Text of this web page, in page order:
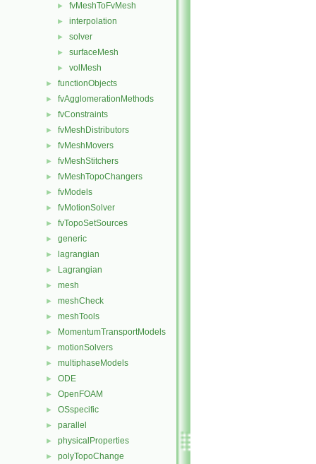
► fvMeshToFvMesh
► interpolation
► solver
► surfaceMesh
► volMesh
► functionObjects
► fvAgglomerationMethods
► fvConstraints
► fvMeshDistributors
► fvMeshMovers
► fvMeshStitchers
► fvMeshTopoChangers
► fvModels
► fvMotionSolver
► fvTopoSetSources
► generic
► lagrangian
► Lagrangian
► mesh
► meshCheck
► meshTools
► MomentumTransportModels
► motionSolvers
► multiphaseModels
► ODE
► OpenFOAM
► OSspecific
► parallel
► physicalProperties
► polyTopoChange